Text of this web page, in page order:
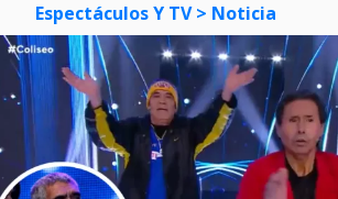
Espectáculos Y TV > Noticia